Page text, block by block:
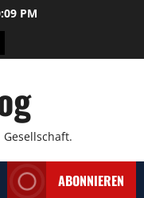
PM
ABONNIEREN